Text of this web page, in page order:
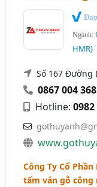
Ngành:
HMR)
Số 167 Đường
0867 004 368
Hotline:0982
Công Ty Cổ
tấm ván gỗ công